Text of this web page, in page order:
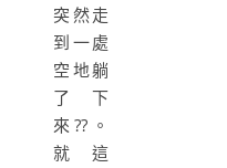
突然走
到一處
空地躺
了下
來??。
就這